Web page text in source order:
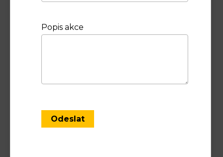
zrekonstruovaným sociálním zařízením a
Popis akce